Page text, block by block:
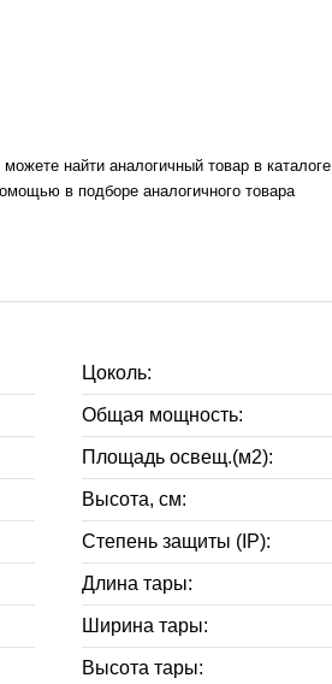
найти аналогичный товар в каталоге
в подборе аналогичного товара
Цоколь:
Общая мощность:
Площадь освещ.(м2):
Высота, см:
Степень защиты (IP):
Длина тары:
Ширина тары:
Высота тары: